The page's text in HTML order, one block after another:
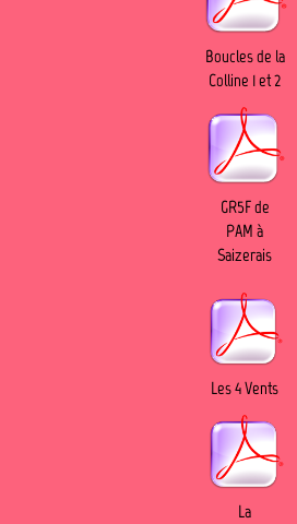
Boucles de la
Colline 1 et 2
GR5F de
PAM à
Saizerais
Les 4 Vents
La